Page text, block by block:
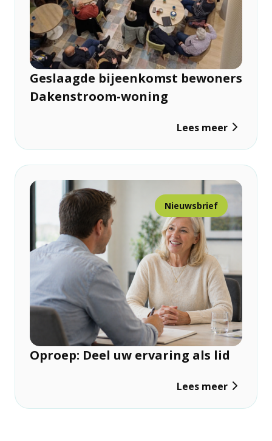
Geslaagde bijeenkomst bewoners
Dakenstroom-woning
Lees meer
Nieuwsbrief
Oproep: Deel uw ervaring als lid
Lees meer